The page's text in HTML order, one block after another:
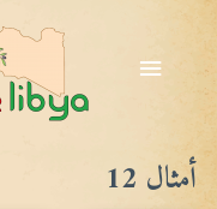
المحتوىالقائمة
الرئيسية
أمثال 12